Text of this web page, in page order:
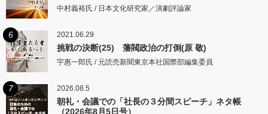
中村義裕氏 / 日本文化研究家／演劇評論家
6 2021.06.29
挑戦の決断(25) 藩閥政治の打倒(原 敬)
宇惠一郎氏 / 元読売新聞東京本社国際部編集委員
7 2026.08.5
朝礼・会議での「社長の３分間スピーチ」ネタ帳
（2026年8月5日号）